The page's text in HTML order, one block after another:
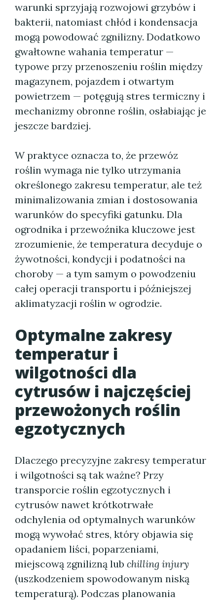
warunki sprzyjają rozwojowi grzybów i
bakterii, natomiast chłód i kondensacja
mogą powodować zgnilizny. Dodatkowo
gwałtowne wahania temperatur —
typowe przy przenoszeniu roślin między
magazynem, pojazdem i otwartym
powietrzem — potęgują stres termiczny i
mechanizmy obronne roślin, osłabiając je
jeszcze bardziej.
W praktyce oznacza to, że przewóz
roślin wymaga nie tylko utrzymania
określonego zakresu temperatur, ale też
minimalizowania zmian i dostosowania
warunków do specyfiki gatunku. Dla
ogrodnika i przewoźnika kluczowe jest
zrozumienie, że temperatura decyduje o
żywotności, kondycji i podatności na
choroby — a tym samym o powodzeniu
całej operacji transportu i późniejszej
aklimatyzacji roślin w ogrodzie.
Optymalne zakresy
temperatur i
wilgotności dla
cytrusów i najczęściej
przewożonych roślin
egzotycznych
Dlaczego precyzyjne zakresy temperatur
i wilgotności są tak ważne? Przy
transporcie roślin egzotycznych i
cytrusów nawet krótkotrwałe
odchylenia od optymalnych warunków
mogą wywołać stres, który objawia się
opadaniem liści, poparzeniami,
miejscową zgnilizną lub chilling injury
(uszkodzeniem spowodowanym niską
temperaturą). Podczas planowania